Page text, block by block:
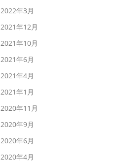
2022年3月
2021年12月
2021年10月
2021年6月
2021年4月
2021年1月
2020年11月
2020年9月
2020年6月
2020年4月